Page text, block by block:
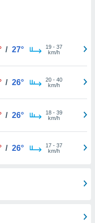
/ 27° 19- 37
km/h
/ 26° 20- 40
km/h
/ 26° 18- 39
km/h
/ 26° 17- 37
km/h